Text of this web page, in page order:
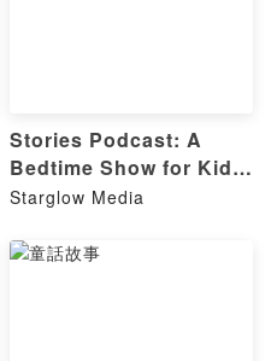
Stories Podcast: A
Bedtime Show for Kids
of All Ages
Starglow Media